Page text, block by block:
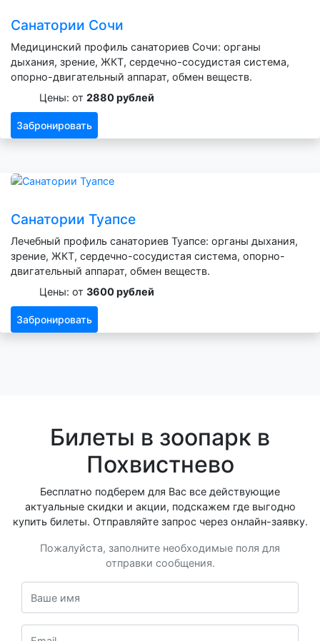
Санатории Сочи
Медицинский профиль санаториев Сочи: органы
дыхания, зрение, ЖКТ, сердечно-сосудистая система,
опорно-двигательный аппарат, обмен веществ.
Цены: от 2880 рублей
Забронировать
Санатории Туапсе
Лечебный профиль санаториев Туапсе: органы дыхания,
зрение, ЖКТ, сердечно-сосудистая система, опорно-
двигательный аппарат, обмен веществ.
Цены: от 3600 рублей
Забронировать
Билеты в зоопарк в
Похвистнево
Бесплатно подберем для Вас все действующие
актуальные скидки и акции, подскажем где выгодно
купить билеты. Отправляйте запрос через онлайн-заявку.
Пожалуйста, заполните необходимые поля для
отправки сообщения.